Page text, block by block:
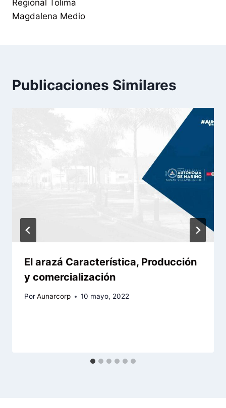
Regional Tolima
Magdalena Medio
Publicaciones Similares
El arazá Característica, Producción
y comercialización
PorAunarcorp 10 mayo, 2022